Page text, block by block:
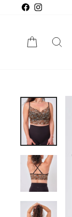
Instagram
התחבריחיפוש